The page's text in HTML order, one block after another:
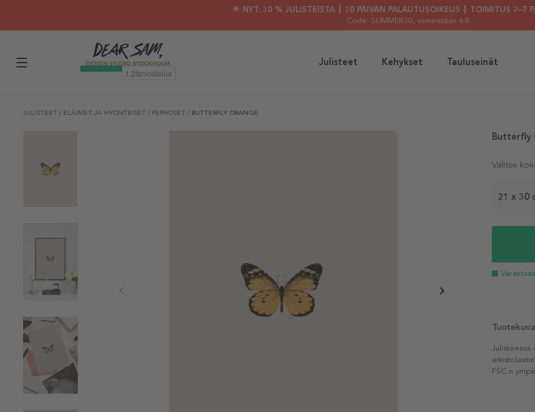
🌟 NYT: 30 % JULISTEISTA ┃ 30 PÄIVÄN PALAUTUSOIKEUS ┃ TOIMITUS 2–7
Code: SUMMER30, viimeistään 6.8.
Julisteet Kehykset Tauluseinät
JULISTEET / ELÄIMET JA HYÖNTEISET / PERHOSET / BUTTERFLY ORANGE
Valitse
21 x 30
Butterfly
Julisteessa
FSC:n